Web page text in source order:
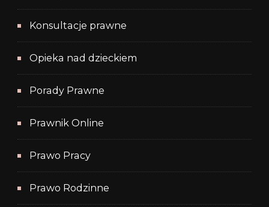
Konsultacje prawne
Opieka nad dzieckiem
Porady Prawne
Prawnik Online
Prawo Pracy
Prawo Rodzinne